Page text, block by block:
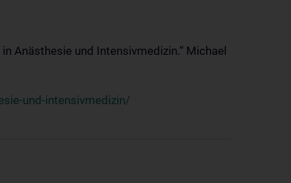
Anästhesie und Intensivmedizin.“ Michael
und-intensivmedizin/